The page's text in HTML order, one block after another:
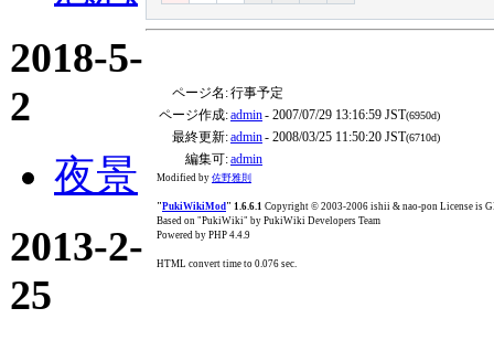
2018-5-
2
夜景
2013-2-
25
ページ名:行事予定
ページ作成:admin- 2007/07/29 13:16:59 JST(6950d)
最終更新:admin- 2008/03/25 11:50:20 JST(6710d)
編集可:admin
Modified by 佐野雅則
"PukiWikiMod" 1.6.6.1 Copyright © 2003-2006 ishii & nao-pon License is
Based on "PukiWiki" by PukiWiki Developers Team
Powered by PHP 4.4.9
HTML convert time to 0.076 sec.